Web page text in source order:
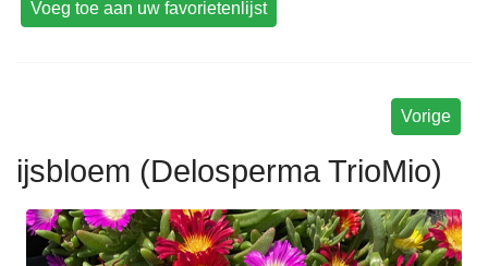
Vorige
ijsbloem (Delosperma TrioMio)